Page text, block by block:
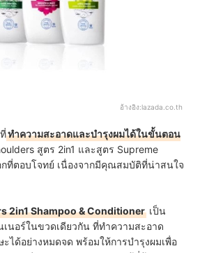
อ้างอิง:lazada.co.th
ทำความสะอาดและบำรุงผมได้ในขั้นตอน
สูตร 2in1 และสูตร Supreme
กที่ตอบโจทย์ เนื่องจากมีคุณสมบัติที่น่าสนใจ
2in1 Shampoo & Conditioner เป็น
นอร์ในขวดเดียวกัน ที่ทำความสะอาด
ได้อย่างหมดจด พร้อมให้การบำรุงผมเพื่อ